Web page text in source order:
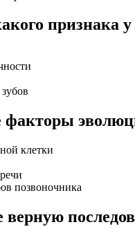
признака
клетки
позвоночника